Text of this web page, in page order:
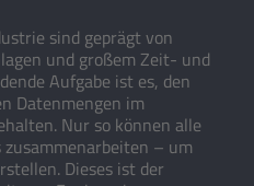
sind geprägt von
und großem Zeit- und
Aufgabe ist es, den
Datenmengen im
Nur so können alle
– um
Dieses ist der